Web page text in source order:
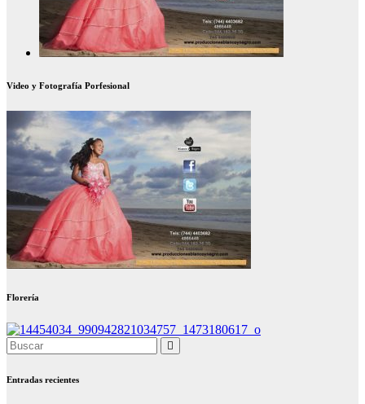
Video y Fotografía Porfesional
Florería
Entradas recientes